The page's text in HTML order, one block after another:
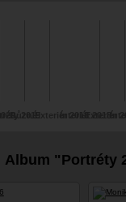
Album "Portréty